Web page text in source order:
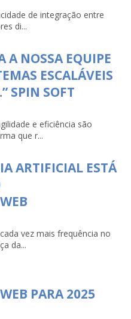
de integração entre
di...
A NOSSA EQUIPE
ESCALÁVEIS
SPIN SOFT
e eficiência são
que r...
ARTIFICIAL ESTÁ
vez mais frequência no
da...
PARA 2025